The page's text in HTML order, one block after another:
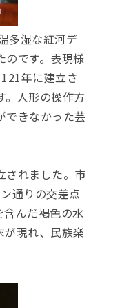
多湿な紅河デ
のです。表現様
年に建立さ
。人形の操作方
できなかった芸
されました。市
通りの交差点
含んだ褐色の水
現れ、民族楽